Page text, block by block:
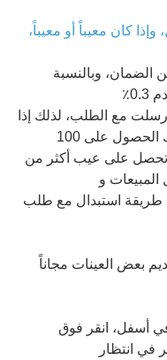
وإذا كان معيباً أو معيباً،
تباع مع 12-36 شهرا من الضمان، وبالنسبة
أرسلت مع الطلب، لذلك إذا
تحصل على عيب أكثر من
استبدال مع طلب
بعض العينات مجاناً
أسفل، انقر فوق
في انتظار